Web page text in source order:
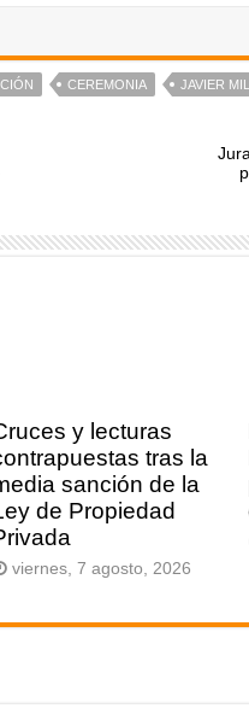
CEREMONIA JAVIER
y lecturas
tras la
sanción de la
de Propiedad
viernes, 7 agosto, 2026